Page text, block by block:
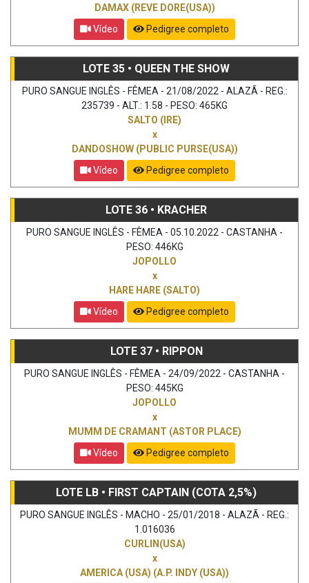
DAMAX (REVE DORE(USA))
Vídeo
Pedigree completo
LOTE 35 • QUEEN THE SHOW
PURO SANGUE INGLÊS - FÊMEA - 21/08/2022 - ALAZÃ - REG.:
235739 - ALT.: 1.58 - PESO: 465KG
SALTO (IRE)
x
DANDOSHOW (PUBLIC PURSE(USA))
Vídeo
Pedigree completo
LOTE 36 • KRACHER
PURO SANGUE INGLÊS - FÊMEA - 05.10.2022 - CASTANHA -
PESO: 446KG
JOPOLLO
x
HARE HARE (SALTO)
Vídeo
Pedigree completo
LOTE 37 • RIPPON
PURO SANGUE INGLÊS - FÊMEA - 24/09/2022 - CASTANHA -
PESO: 445KG
JOPOLLO
x
MUMM DE CRAMANT (ASTOR PLACE)
Vídeo
Pedigree completo
LOTE LB • FIRST CAPTAIN (COTA 2,5%)
PURO SANGUE INGLÊS - MACHO - 25/01/2018 - ALAZÃ - REG.:
1.016036
CURLIN(USA)
x
AMERICA (USA) (A.P. INDY (USA))